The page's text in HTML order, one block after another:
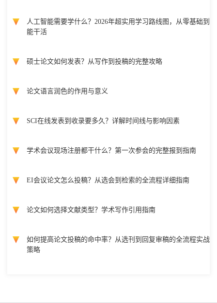
人工智能需要学什么？2026年超实用学习路线图，从零基础到
能干活
硕士论文如何发表？从写作到投稿的完整攻略
论文语言润色的作用与意义
SCI在线发表到收录要多久？详解时间线与影响因素
学术会议现场注册都干什么？第一次参会的完整报到指南
EI会议论文怎么投稿？从选会到检索的全流程详细指南
论文如何选择文献类型？学术写作引用指南
如何提高论文投稿的命中率？从选刊到回复审稿的全流程实战
策略